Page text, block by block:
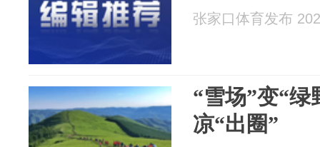
张家口体育发布
“雪场”变“绿
凉“出圈”